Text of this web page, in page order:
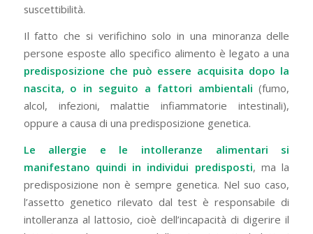
suscettibilità.
Il fatto che si verifichino solo in una minoranza delle
persone esposte allo specifico alimento è legato a una
predisposizione che può essere acquisita dopo la
nascita, o in seguito a fattori ambientali(fumo,
alcol, infezioni, malattie infiammatorie intestinali),
oppure a causa di una predisposizione genetica.
Le allergie e le intolleranze alimentari si
manifestano quindi in individui predisposti, ma la
predisposizione non è sempre genetica. Nel suo caso,
l’assetto genetico rilevato dal test è responsabile di
intolleranza al lattosio, cioè dell’incapacità di digerire il